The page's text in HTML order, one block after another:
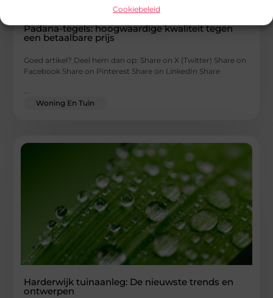
Cookiebeleid
Padana-tegels: hoogwaardige kwaliteit tegen
een betaalbare prijs
Goed artikel? Deel hem dan op: Share on X (Twitter) Share on
Facebook Share on Pinterest Share on LinkedIn Share
...
Woning En Tuin
Harderwijk tuinaanleg: De nieuwste trends en
ontwerpen